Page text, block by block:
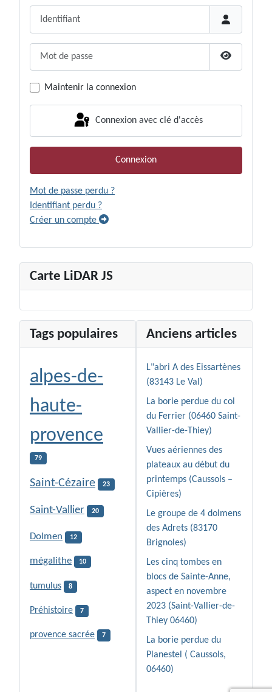
Afficher le
Maintenir la connexion
Connexion avec clé d'accès
Connexion
Mot de passe perdu ?
Identifiant perdu ?
Créer un compte
Carte LiDAR JS
Tags populaires
alpes-de-
haute-
provence
79
Saint-Cézaire 23
Saint-Vallier 20
Dolmen 12
mégalithe 10
tumulus 8
Préhistoire 7
provence sacrée 7
Anciens articles
L"abri A des Eissartènes
(83143 Le Val)
La borie perdue du col
du Ferrier (06460 Saint-
Vallier-de-Thiey)
Vues aériennes des
plateaux au début du
printemps (Caussols –
Cipières)
Le groupe de 4 dolmens
des Adrets (83170
Brignoles)
Les cinq tombes en
blocs de Sainte-Anne,
aspect en novembre
2023 (Saint-Vallier-de-
Thiey 06460)
La borie perdue du
Planestel ( Caussols,
06460)